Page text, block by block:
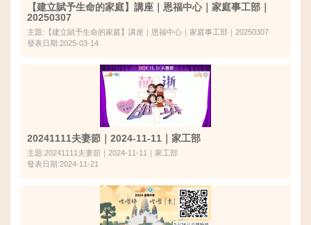
【建立賦予生命的家庭】講座｜恩福中心｜家庭事工部｜
20250307
主題:【建立賦予生命的家庭】講座｜恩福中心｜家庭事工部｜20250307
發表日期:2025-03-14
20241111夫妻節｜2024-11-11｜家工部
主題:20241111夫妻節｜2024-11-11｜家工部
發表日期:2024-11-21